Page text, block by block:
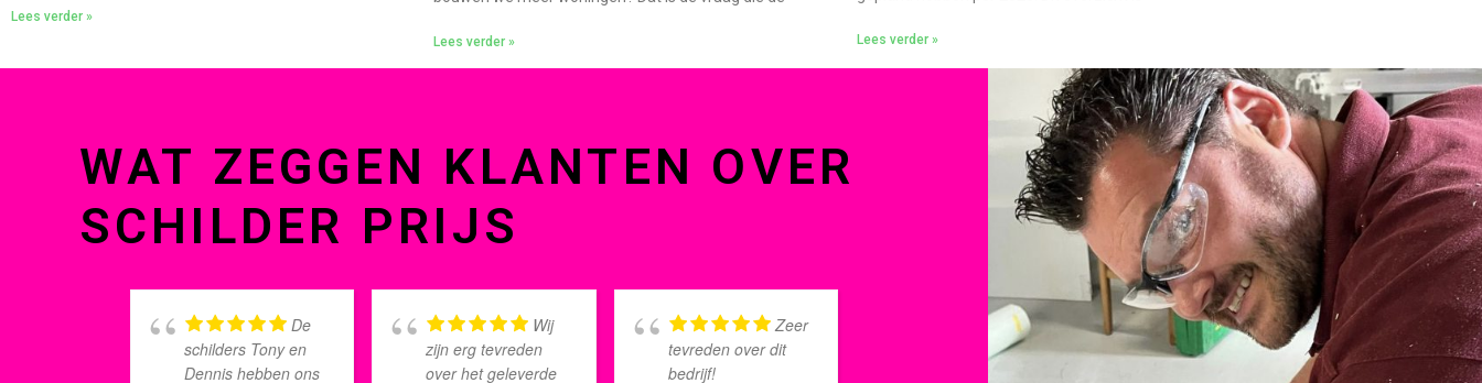
Lees verder »
Lees verder » Lees verder »
WAT ZEGGEN KLANTEN OVER
SCHILDER PRIJS
De
schilders Tony en
Dennis hebben ons
Wij
zijn erg tevreden
over het geleverde
Zeer
tevreden over dit
bedrijf!
Ons
huis ziet er weer top
Snellere service kan
niet. Donderdag 24-
zijn zeer
over het